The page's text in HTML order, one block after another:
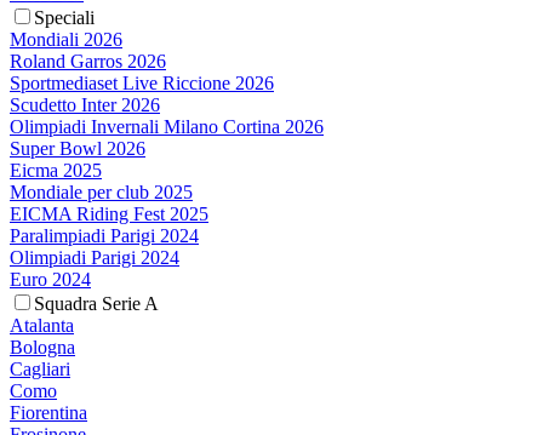
Speciali
Mondiali 2026
Roland Garros 2026
Sportmediaset Live Riccione 2026
Scudetto Inter 2026
Olimpiadi Invernali Milano Cortina 2026
Super Bowl 2026
Eicma 2025
Mondiale per club 2025
EICMA Riding Fest 2025
Paralimpiadi Parigi 2024
Olimpiadi Parigi 2024
Euro 2024
Squadra Serie A
Atalanta
Bologna
Cagliari
Como
Fiorentina